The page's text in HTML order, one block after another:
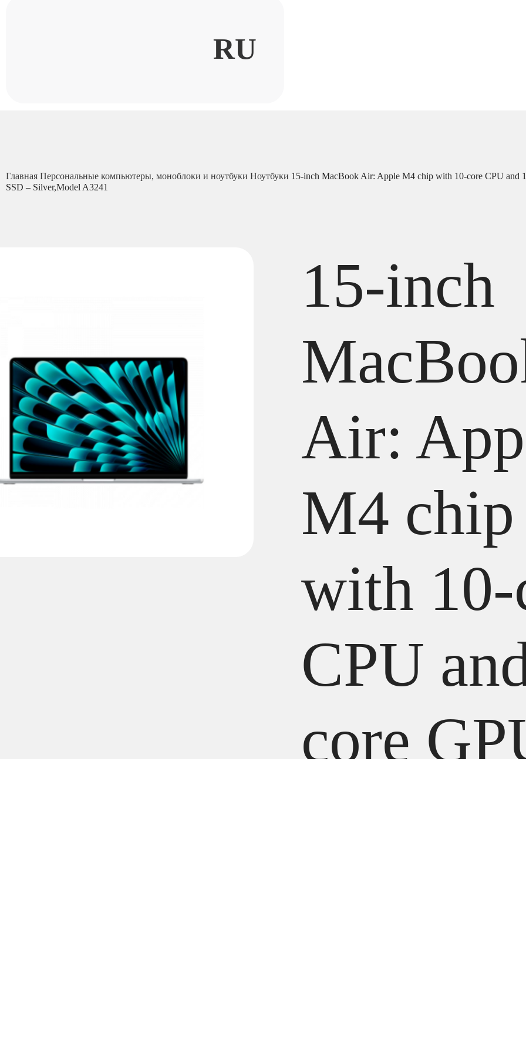
RU
Главная Персональные компьютеры, моноблоки и ноутбуки Ноутбуки 15-inch MacBook Air: Apple M4 chip with 10-core CPU and
SSD – Silver,Model A3241
15-inch
Air:
M4 chip
with 10-
CPU
core